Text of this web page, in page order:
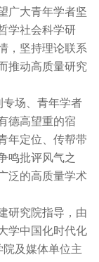
广大青年学者坚
学社会科学研
，坚持理论联系
推动高质量研究
场、青年学者
德高望重的宿
年定位、传帮带
鸣批评风气之
泛的高质量学术
研究院指导，由
学中国化时代化
及媒体单位主